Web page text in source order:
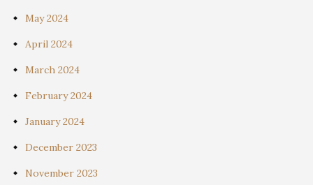
May 2024
April 2024
March 2024
February 2024
January 2024
December 2023
November 2023